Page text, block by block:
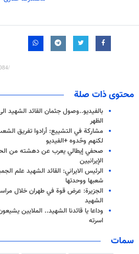
محتوى ذات صلة
بالفيديو..وصول جثمان القائد الشهيد
الظهر
مشاركة في التشييع: أرادوا تفريق الشعب
لكنهم وحّدوه +الفيديو
صحفي إيطالي یعرب عن دهشته من
الإيرانيين
الرئيس الايراني: القائد الشهيد علم
شعبها ووحدتها
الجزيرة: عرض قوة في طهران خلال مراسم
الشهيد
وداعا يا قائدنا الشهيد.. الملايين
اسرته
سمات